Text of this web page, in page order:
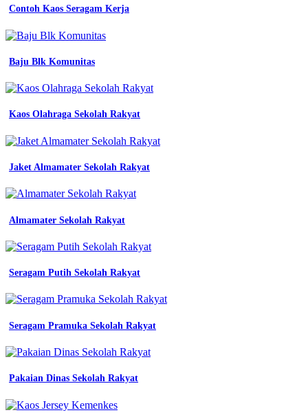
panjang
baju
seragam
kantoran
pria
kerja
seragam
baju
pdh
Smkn
1
Baju
Seragam
Kerja
Lengann
Panjang
Contoh Kaos Seragam Kerja
Baju Blk Komunitas
Kaos Olahraga Sekolah Rakyat
Jaket Almamater Sekolah Rakyat
Almamater Sekolah Rakyat
Seragam Putih Sekolah Rakyat
Seragam Pramuka Sekolah Rakyat
Pakaian Dinas Sekolah Rakyat